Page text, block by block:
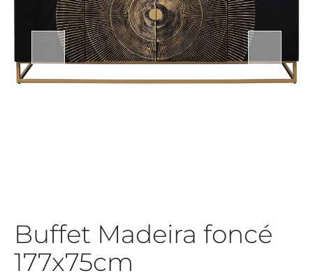
Buffet Madeira foncé
177x75cm